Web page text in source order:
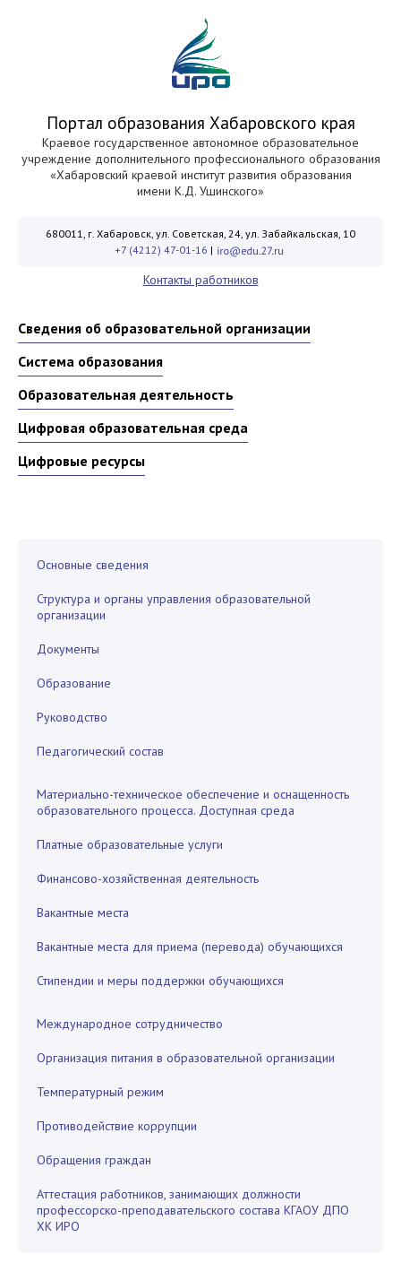
Портал образования Хабаровского края
Краевое государственное автономное образовательное
учреждение дополнительного профессионального образования
«Хабаровский краевой институт развития образования
имени К.Д. Ушинского»
680011, г. Хабаровск, ул. Советская, 24, ул. Забайкальская, 10
+7 (4212) 47-01-16 |
Контакты работников
Сведения об образовательной организации
Система образования
Образовательная деятельность
Цифровая образовательная среда
Цифровые ресурсы
Основные сведения
Структура и органы управления образовательной
организации
Документы
Образование
Руководство
Педагогический состав
Материально-техническое обеспечение и оснащенность
образовательного процесса. Доступная среда
Платные образовательные услуги
Финансово-хозяйственная деятельность
Вакантные места
Вакантные места для приема (перевода) обучающихся
Стипендии и меры поддержки обучающихся
Международное сотрудничество
Организация питания в образовательной организации
Температурный режим
Противодействие коррупции
Обращения граждан
Аттестация работников, занимающих должности
профессорско-преподавательского состава КГАОУ ДПО
ХК ИРО